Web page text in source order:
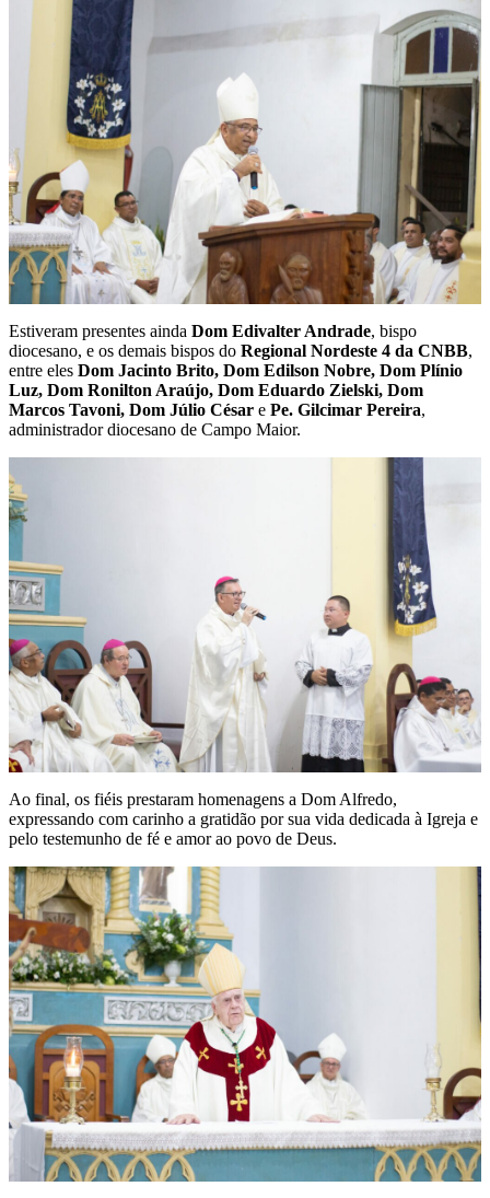
Estiveram presentes ainda Dom Edivalter Andrade, bispo
diocesano, e os demais bispos do Regional Nordeste 4 da CNBB,
entre eles Dom Jacinto Brito, Dom Edilson Nobre, Dom Plínio
Luz, Dom Ronilton Araújo, Dom Eduardo Zielski, Dom
Marcos Tavoni, Dom Júlio César e Pe. Gilcimar Pereira,
administrador diocesano de Campo Maior.
Ao final, os fiéis prestaram homenagens a Dom Alfredo,
expressando com carinho a gratidão por sua vida dedicada à Igreja e
pelo testemunho de fé e amor ao povo de Deus.